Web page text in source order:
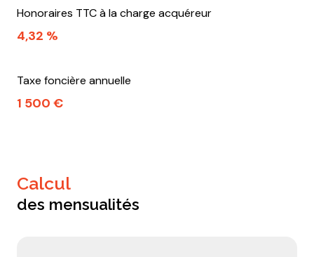
Honoraires TTC à la charge acquéreur
4,32 %
Taxe foncière annuelle
1 500 €
calcul
des mensualités